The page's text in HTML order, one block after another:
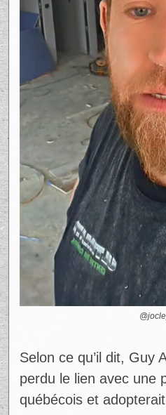
Selon ce qu’il dit, Guy
perdu le lien avec une
québécois et